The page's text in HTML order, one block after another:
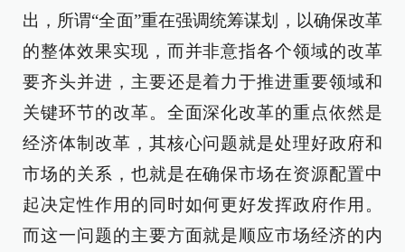
出，所谓“全面”重在强调统筹谋划，以确保改革
的整体效果实现，而并非意指各个领域的改革
要齐头并进，主要还是着力于推进重要领域和
关键环节的改革。全面深化改革的重点依然是
经济体制改革，其核心问题就是处理好政府和
市场的关系，也就是在确保市场在资源配置中
起决定性作用的同时如何更好发挥政府作用。
而这一问题的主要方面就是顺应市场经济的内